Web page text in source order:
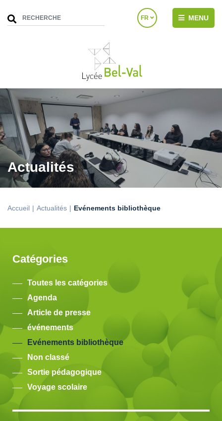
FR MENU
Actualités
Accueil Actualités Evénements bibliothèque
Catégories
Toutes les catégories
Agenda
Article de presse
événements
Evénements bibliothèque
Non classé
Sortie pédagogique
Voyage scolaire